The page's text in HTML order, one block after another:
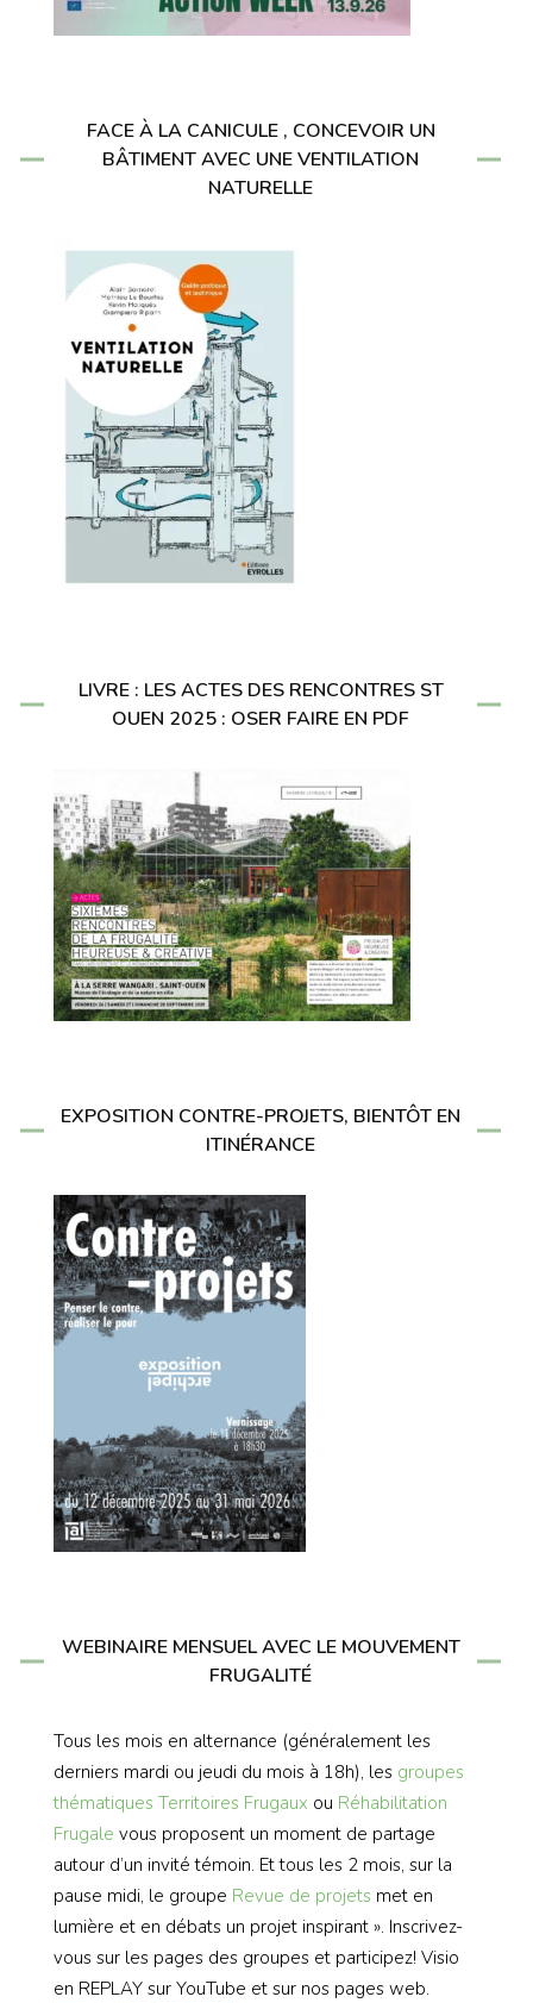
FACE À LA CANICULE , CONCEVOIR UN
BÂTIMENT AVEC UNE VENTILATION
NATURELLE
LIVRE : LES ACTES DES RENCONTRES ST
OUEN 2025 : OSER FAIRE EN PDF
EXPOSITION CONTRE-PROJETS, BIENTÔT EN
ITINÉRANCE
WEBINAIRE MENSUEL AVEC LE MOUVEMENT
FRUGALITÉ
Tous les mois en alternance (généralement les
derniers mardi ou jeudi du mois à 18h), les groupes
thématiques Territoires Frugaux ou Réhabilitation
Frugale vous proposent un moment de partage
autour d’un invité témoin. Et tous les 2 mois, sur la
pause midi, le groupe Revue de projets met en
lumière et en débats un projet inspirant ». Inscrivez-
vous sur les pages des groupes et participez! Visio
en REPLAY sur YouTube et sur nos pages web.